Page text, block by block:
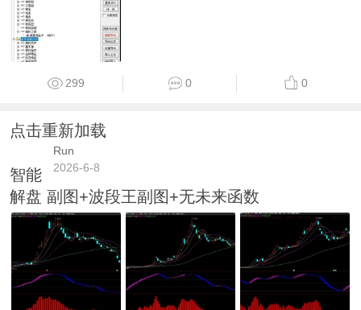
299 0 0
点击重新加载
Run
2026-6-8
智能
解盘 副图+波段王副图+无未来函数